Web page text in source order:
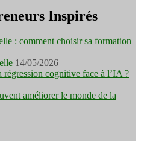
Inspirés
: comment choisir sa formation
14/05/2026
régression cognitive face à l’IA ?
améliorer le monde de la